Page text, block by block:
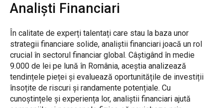
Analiști Financiari
În calitate de experți talentați care stau la baza unor
strategii financiare solide, analiștii financiari joacă un rol
crucial în sectorul financiar global. Câștigând în medie
9.000 de lei pe lună în România, aceștia analizează
tendințele pieței și evaluează oportunitățile de investiții
însoțite de riscuri și randamente potențiale. Cu
cunoștințele și experiența lor, analiștii financiari ajută